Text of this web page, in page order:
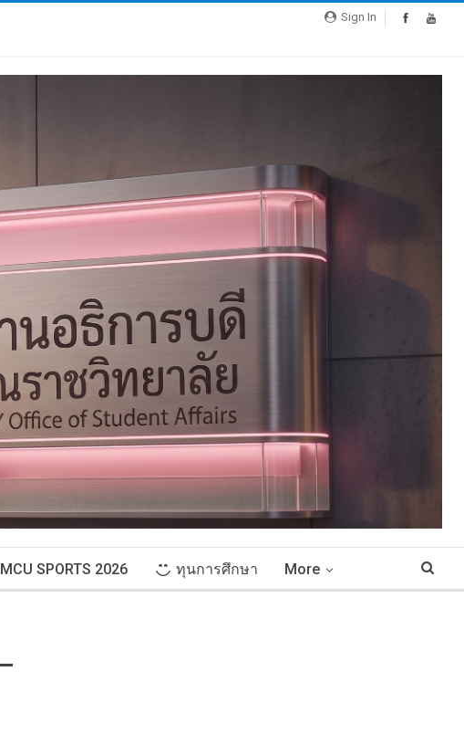
Sign In
MCU SPORTS 2026 ทุนการศึกษา More